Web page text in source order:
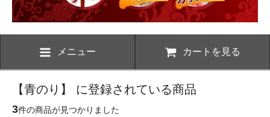
メニュー カートを見る
【青のり】 に登録されている商品
3件の商品が見つかりました